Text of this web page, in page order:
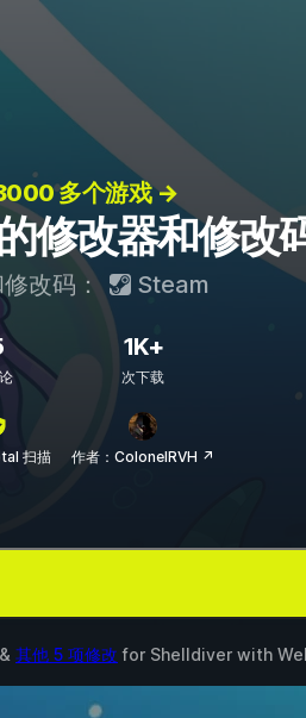
多个游戏 →
修改器和修改
改码： Steam
1K+
次下载
扫描 作者：ColonelRVH ↗
其他 5 项修改 for Shelldiver with